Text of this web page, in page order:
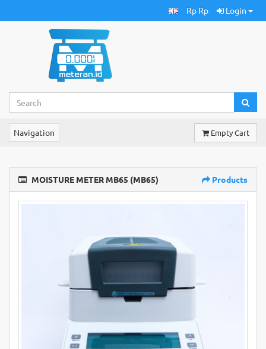
Rp Rp Login
Navigation Empty Cart
MOISTURE METER MB65 (MB65) Products